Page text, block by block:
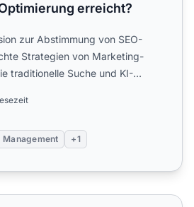
erreicht?
zur Abstimmung von SEO-
Strategien von Marketing-
traditionelle Suche und KI-
Management +1
Teams streiten ständig um